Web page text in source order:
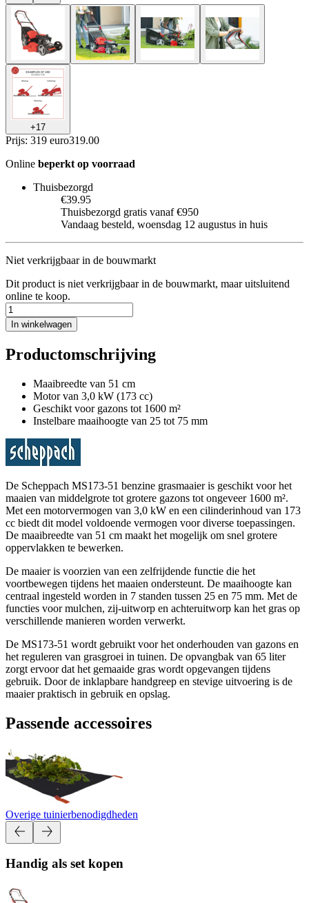
+17
Prijs: 319 euro319.00
Online beperkt op voorraad
Thuisbezorgd
€39.95
Thuisbezorgd gratis vanaf €950
Vandaag besteld, woensdag 12 augustus in huis
Niet verkrijgbaar in de bouwmarkt
Dit product is niet verkrijgbaar in de bouwmarkt, maar uitsluitend
online te koop.
In winkelwagen
Productomschrijving
Maaibreedte van 51 cm
Motor van 3,0 kW (173 cc)
Geschikt voor gazons tot 1600 m²
Instelbare maaihoogte van 25 tot 75 mm
De Scheppach MS173-51 benzine grasmaaier is geschikt voor het
maaien van middelgrote tot grotere gazons tot ongeveer 1600 m².
Met een motorvermogen van 3,0 kW en een cilinderinhoud van 173
cc biedt dit model voldoende vermogen voor diverse toepassingen.
De maaibreedte van 51 cm maakt het mogelijk om snel grotere
oppervlakken te bewerken.
De maaier is voorzien van een zelfrijdende functie die het
voortbewegen tijdens het maaien ondersteunt. De maaihoogte kan
centraal ingesteld worden in 7 standen tussen 25 en 75 mm. Met de
functies voor mulchen, zij-uitworp en achteruitworp kan het gras op
verschillende manieren worden verwerkt.
De MS173-51 wordt gebruikt voor het onderhouden van gazons en
het reguleren van grasgroei in tuinen. De opvangbak van 65 liter
zorgt ervoor dat het gemaaide gras wordt opgevangen tijdens
gebruik. Door de inklapbare handgreep en stevige uitvoering is de
maaier praktisch in gebruik en opslag.
Passende accessoires
Overige tuinierbenodigdheden
Handig als set kopen